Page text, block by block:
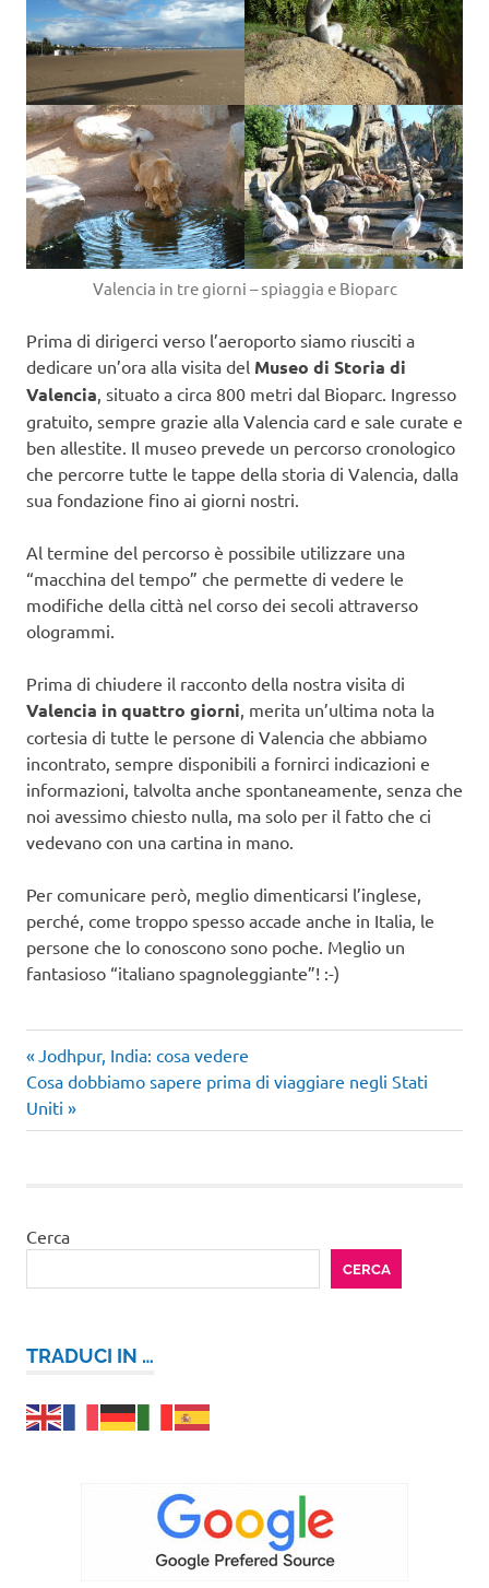
Valencia in tre giorni – spiaggia e Bioparc
Prima di dirigerci verso l’aeroporto siamo riusciti a
dedicare un’ora alla visita del Museo di Storia di
Valencia, situato a circa 800 metri dal Bioparc. Ingresso
gratuito, sempre grazie alla Valencia card e sale curate e
ben allestite. Il museo prevede un percorso cronologico
che percorre tutte le tappe della storia di Valencia, dalla
sua fondazione fino ai giorni nostri.
Al termine del percorso è possibile utilizzare una
“macchina del tempo” che permette di vedere le
modifiche della città nel corso dei secoli attraverso
ologrammi.
Prima di chiudere il racconto della nostra visita di
Valencia in quattro giorni, merita un’ultima nota la
cortesia di tutte le persone di Valencia che abbiamo
incontrato, sempre disponibili a fornirci indicazioni e
informazioni, talvolta anche spontaneamente, senza che
noi avessimo chiesto nulla, ma solo per il fatto che ci
vedevano con una cartina in mano.
Per comunicare però, meglio dimenticarsi l’inglese,
perché, come troppo spesso accade anche in Italia, le
persone che lo conoscono sono poche. Meglio un
fantasioso “italiano spagnoleggiante”! :-)
Navigazione
articoli
Articolo
precedente:
Jodhpur, India: cosa vedere
Articolo
successivo:
Cosa dobbiamo sapere prima di viaggiare negli Stati
Uniti
Cerca
CERCA
TRADUCI IN …